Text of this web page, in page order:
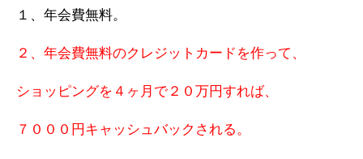
１、年会費無料。
２、年会費無料のクレジットカードを作って、
ショッピングを４ヶ月で２０万円すれば、
７０００円キャッシュバックされる。